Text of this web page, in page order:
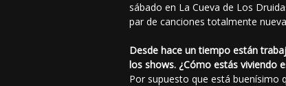
sábado en La Cueva de Los
par de canciones totalmente
Desde hace un tiempo están
los shows. ¿Cómo estás viviendo
Por supuesto que está buenísimo